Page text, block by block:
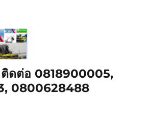
ติดต่อ 0818900005,
0800628488